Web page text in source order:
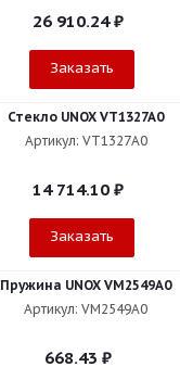
26 910.24₽
Заказать
Стекло UNOX VT1327A0
Артикул: VT1327A0
14 714.10₽
Заказать
Пружина UNOX VM2549A0
Артикул: VM2549A0
668.43 ₽